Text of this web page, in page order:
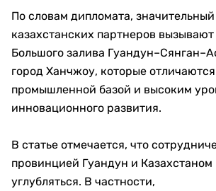
По словам дипломата,
казахстанских партнеров вызывают
Большого залива
город Ханчжоу, которые
промышленной базой и высоким
инновационного развития.
В статье отмечается, что
провинцией Гуандун и
углубляться. В частности,